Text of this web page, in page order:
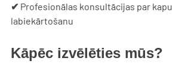
✔ Profesionālas konsultācijas par kapu
labiekārtošanu
Kāpēc izvēlēties mūs?